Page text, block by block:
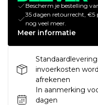
Bescherm je bestelling
35 dagen retourrecht, €5
nog veel meer.
Meer informatie
invoerkosten
afrekenen
In aanmerking
dagen